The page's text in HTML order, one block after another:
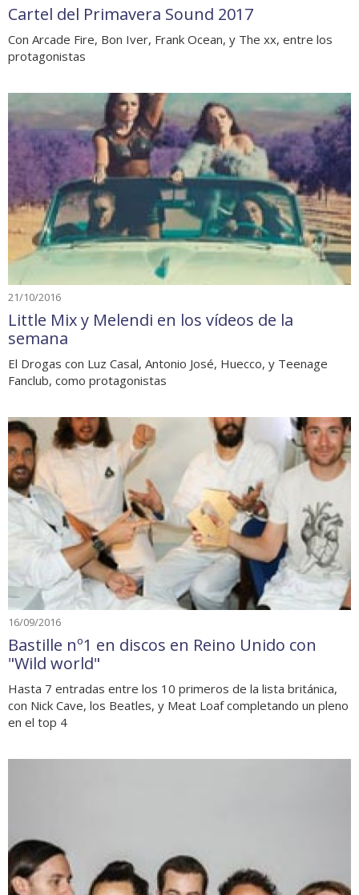
Cartel del Primavera Sound 2017
Con Arcade Fire, Bon Iver, Frank Ocean, y The xx, entre los
protagonistas
21/10/2016
Little Mix y Melendi en los vídeos de la
semana
El Drogas con Luz Casal, Antonio José, Huecco, y Teenage
Fanclub, como protagonistas
16/09/2016
Bastille nº1 en discos en Reino Unido con
"Wild world"
Hasta 7 entradas entre los 10 primeros de la lista británica,
con Nick Cave, los Beatles, y Meat Loaf completando un pleno
en el top 4